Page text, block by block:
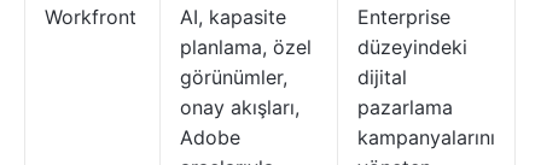
Workfront
AI, kapasite
planlama, özel
görünümler,
onay akışları,
Adobe
Enterprise
düzeyindeki
dijital
pazarlama
kampanyalarını